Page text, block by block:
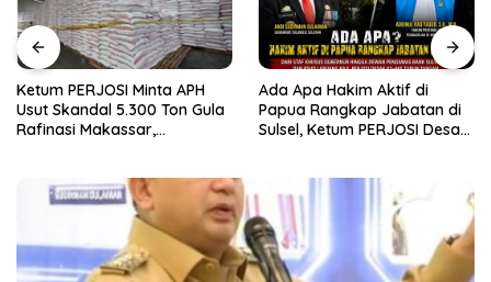
Ketum PERJOSI Minta APH
Usut Skandal 5.300 Ton Gula
Rafinasi Makassar,
Ada Apa Hakim Aktif di
Papua Rangkap Jabatan di
Sulsel, Ketum PERJOSI Desak